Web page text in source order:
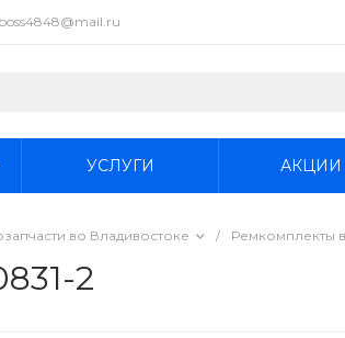
boss4848@mail.ru
УСЛУГИ АКЦИИ
во Владивостоке / Ремкомплекты
2